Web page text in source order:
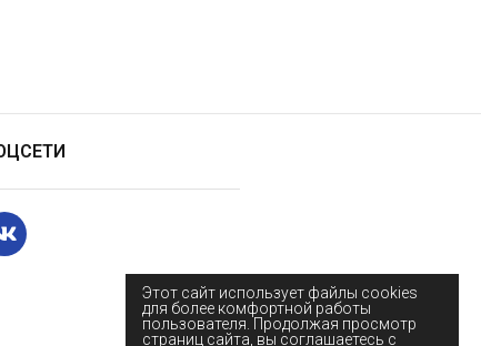
Этот сайт использует файлы cookies
для более комфортной работы
пользователя. Продолжая просмотр
страниц сайта, вы соглашаетесь с